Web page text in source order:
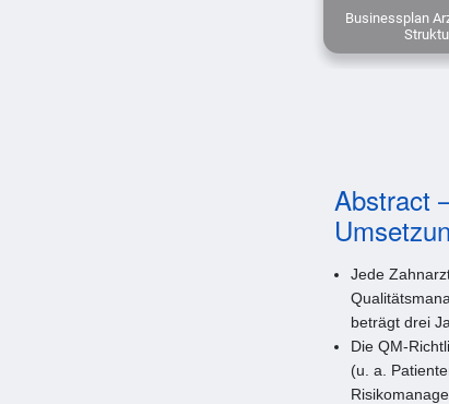
Businessplan
Abstract
Jede
beträgt drei
Die QM-
(u. a.